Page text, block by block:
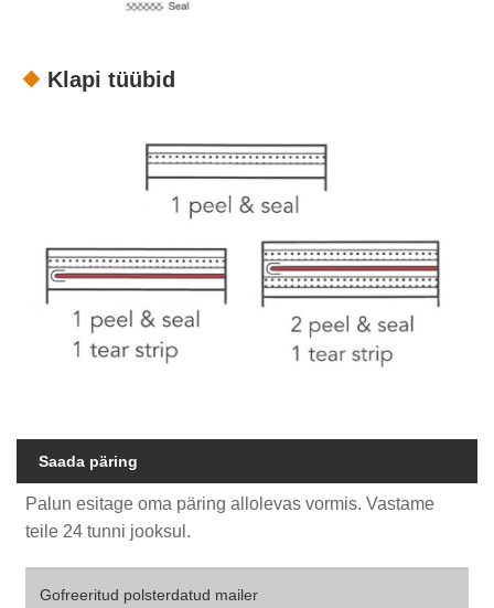
Klapi tüübid
Saada päring
Palun esitage oma päring allolevas vormis. Vastame
teile 24 tunni jooksul.